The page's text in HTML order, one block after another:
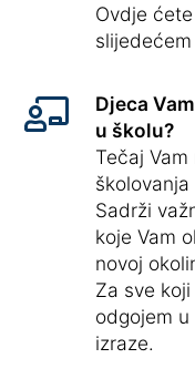
Ovdje
Djeca
u školu?
Tečaj
Sadrži
koje Vam
novoj
Za sve
odgojem
izraze.